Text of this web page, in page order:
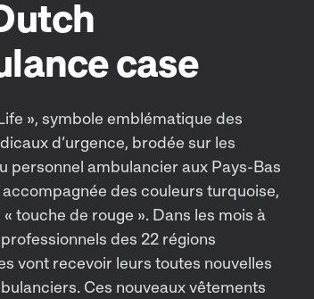
case
», symbole emblématique des
d’urgence, brodée sur les
personnel ambulancier aux Pays-Bas
des couleurs turquoise,
« touche de rouge ». Dans les mois à
des 22 régions
vont recevoir leurs toutes nouvelles
Ces nouveaux vêtements